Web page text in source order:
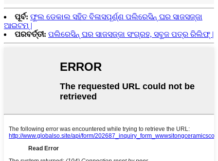
ପୂର୍ବ: ଫୁଲ ଡେକାଲ ସହିତ ବିଳାସପୂର୍ଣ୍ଣ ପଲିରେସିନ୍ ଘର ସାଜସଜ୍ଜା
ଆଇଟମ୍ |
ପରବର୍ତ୍ତୀ: ପଲିରେସିନ୍ ଘର ସାଜସଜ୍ଜା ସଂଗ୍ରହ, ସବୁଜ ପତ୍ର ରିଲିଫ୍ |